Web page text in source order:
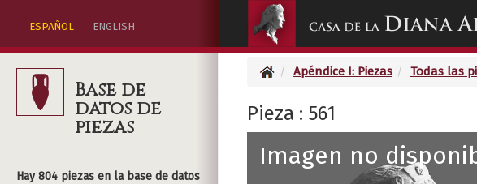
ESPAÑOL ENGLISH
Base de
datos de
piezas
Hay 804 piezas en la base de datos
Apéndice I: Piezas Todas las
Pieza : 561
Imagen no